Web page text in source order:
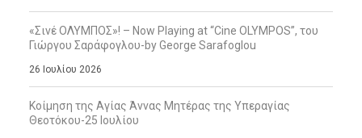
«Σινέ ΟΛΥΜΠΟΣ»! – Now Playing at “Cine OLYMPOS”, του
Γιώργου Σαράφογλου-by George Sarafoglou
26 Ιουλίου 2026
Κοίμηση της Αγίας Άννας Μητέρας της Υπεραγίας
Θεοτόκου-25 Ιουλίου